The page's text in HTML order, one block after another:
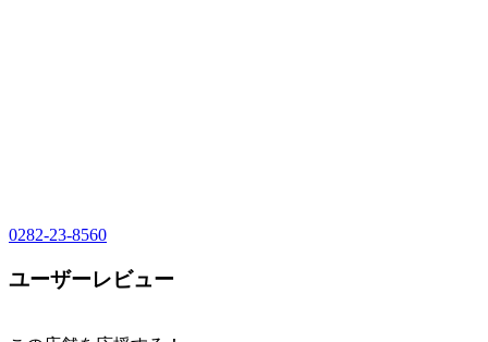
0282-23-8560
ユーザーレビュー